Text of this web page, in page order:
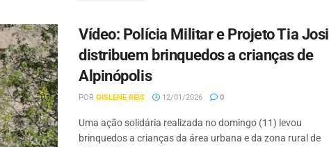
Vídeo: Polícia Militar e Projeto Tia Josi
distribuem brinquedos a crianças de
Alpinópolis
POR GISLENE REIS 12/01/2026 0
Uma ação solidária realizada no domingo (11) levou
brinquedos a crianças da área urbana e da zona rural de